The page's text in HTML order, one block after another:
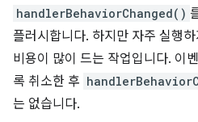
handlerBehaviorChanged()
플러시합니다. 하지만 자주 실행
비용이 많이 드는 작업입니다. 이
록 취소한 후
는 없습니다.